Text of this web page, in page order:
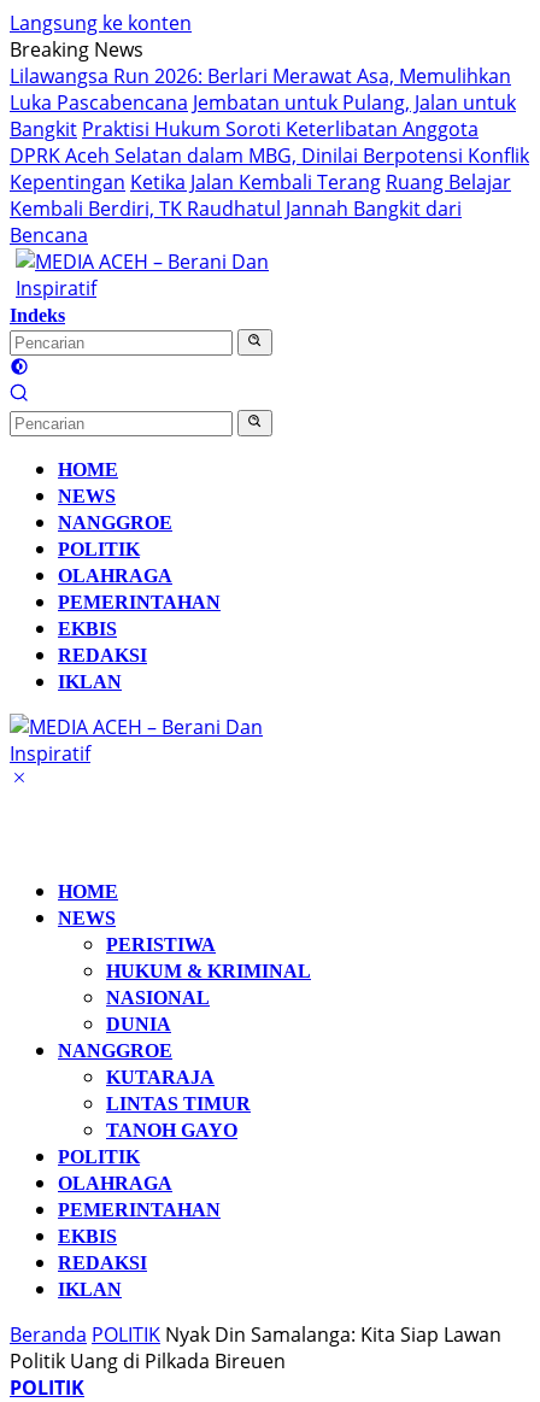
Langsung ke konten
Breaking News
Lilawangsa Run 2026: Berlari Merawat Asa, Memulihkan
Luka Pascabencana Jembatan untuk Pulang, Jalan untuk
Bangkit Praktisi Hukum Soroti Keterlibatan Anggota
DPRK Aceh Selatan dalam MBG, Dinilai Berpotensi Konflik
Kepentingan Ketika Jalan Kembali Terang Ruang Belajar
Kembali Berdiri, TK Raudhatul Jannah Bangkit dari
Bencana
Indeks
HOME
NEWS
NANGGROE
POLITIK
OLAHRAGA
PEMERINTAHAN
EKBIS
REDAKSI
IKLAN
HOME
NEWS
PERISTIWA
HUKUM & KRIMINAL
NASIONAL
DUNIA
NANGGROE
KUTARAJA
LINTAS TIMUR
TANOH GAYO
POLITIK
OLAHRAGA
PEMERINTAHAN
EKBIS
REDAKSI
IKLAN
Beranda POLITIK Nyak Din Samalanga: Kita Siap Lawan
Politik Uang di Pilkada Bireuen
POLITIK